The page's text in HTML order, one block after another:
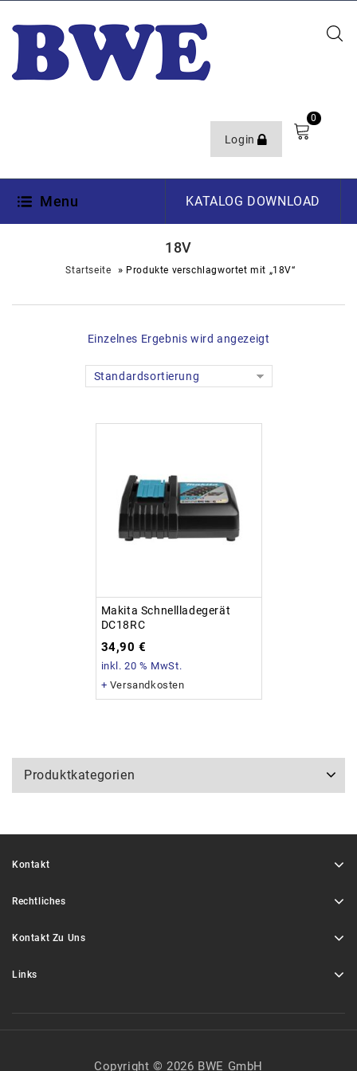
Login
0
Menu KATALOG DOWNLOAD
18V
Startseite » Produkte verschlagwortet mit „18V“
Einzelnes Ergebnis wird angezeigt
Standardsortierung
Makita Schnellladegerät
DC18RC
34,90€
inkl. 20 % MwSt.
+ Versandkosten
Produktkategorien
Kontakt
Rechtliches
Kontakt Zu Uns
Links
Copyright © 2026 BWE GmbH